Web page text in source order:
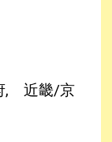
, 近畿/京